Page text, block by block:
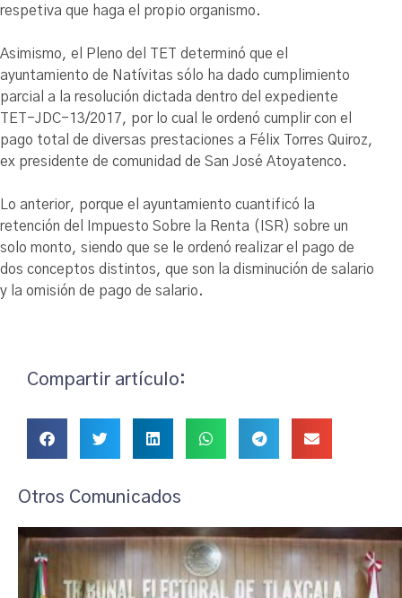
respetiva que haga el propio organismo.
Asimismo, el Pleno del TET determinó que el
ayuntamiento de Natívitas sólo ha dado cumplimiento
parcial a la resolución dictada dentro del expediente
TET-JDC-13/2017, por lo cual le ordenó cumplir con el
pago total de diversas prestaciones a Félix Torres Quiroz,
ex presidente de comunidad de San José Atoyatenco.
Lo anterior, porque el ayuntamiento cuantificó la
retención del Impuesto Sobre la Renta (ISR) sobre un
solo monto, siendo que se le ordenó realizar el pago de
dos conceptos distintos, que son la disminución de salario
y la omisión de pago de salario.
Compartir artículo:
Otros Comunicados